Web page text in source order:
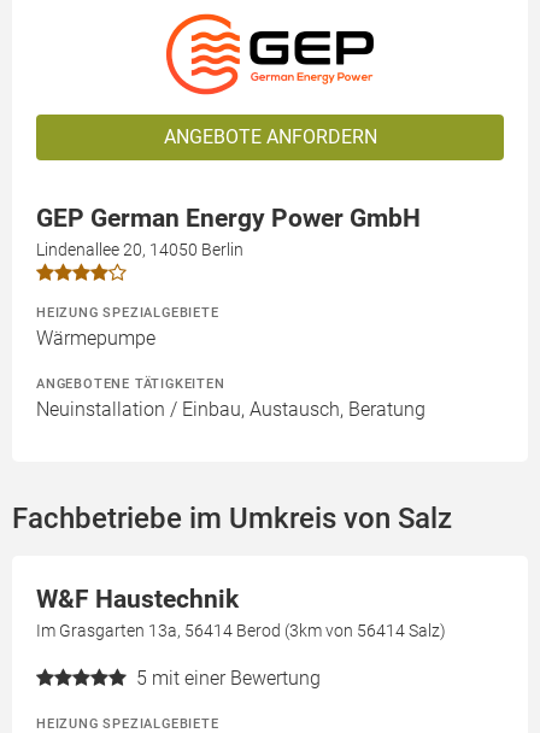
ANGEBOTE ANFORDERN
GEP German Energy Power GmbH
Lindenallee 20, 14050 Berlin
HEIZUNG SPEZIALGEBIETE
Wärmepumpe
ANGEBOTENE TÄTIGKEITEN
Neuinstallation / Einbau, Austausch, Beratung
Fachbetriebe im Umkreis von Salz
W&F Haustechnik
Im Grasgarten 13a, 56414 Berod (3km von 56414 Salz)
5 mit einer Bewertung
HEIZUNG SPEZIALGEBIETE